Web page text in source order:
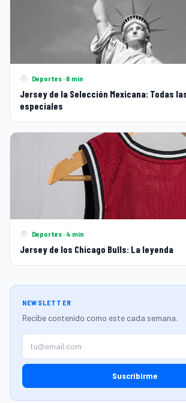
Deportes · 6 min
Jersey de la Selección Mexicana: Todas
especiales
Deportes · 4 min
Jersey de los Chicago Bulls: La leyenda
NEWSLETTER
Recibe contenido como este cada semana.
Suscribirme